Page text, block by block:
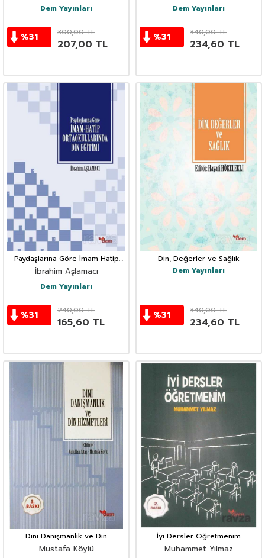
Dem Yayınları
%31 300,00TL
207,00 TL
Dem Yayınları
%31 340,00TL
234,60 TL
Paydaşlarına Göre İmam Hatip
Ortaokullarında Din Eğitimi
İbrahim Aşlamacı
Dem Yayınları
%31 240,00TL
165,60 TL
Din, Değerler ve Sağlık
Dem Yayınları
%31 340,00TL
234,60 TL
Dini Danışmanlık ve Din
Hizmetleri
Mustafa Köylü
İyi Dersler Öğretmenim
Muhammet Yılmaz